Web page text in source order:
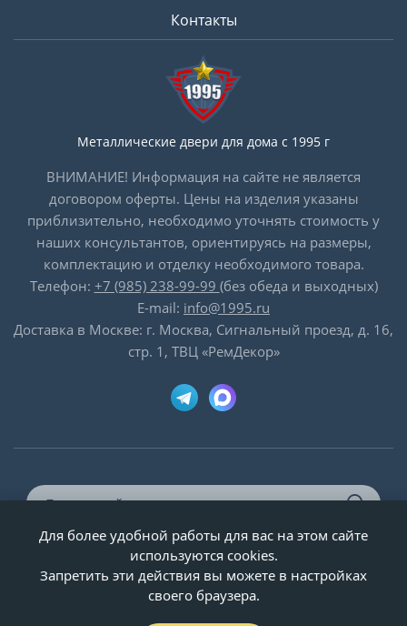
Контакты
Металлические двери для дома с 1995 г
ВНИМАНИЕ! Информация на сайте не является
договором оферты. Цены на изделия указаны
приблизительно, необходимо уточнять стоимость у
наших консультантов, ориентируясь на размеры,
комплектацию и отделку необходимого товара.
Телефон: +7 (985) 238-99-99 (без обеда и выходных)
E-mail: info@1995.ru
Доставка в Москве: г. Москва, Сигнальный проезд, д. 16,
стр. 1, ТВЦ «РемДекор»
© ООО «Двери-и-точка», ИНН 5020092947, 1995-2026 г.
Для более удобной работы для вас на этом сайте
используются cookies.
Запретить эти действия вы можете в настройках
своего браузера.